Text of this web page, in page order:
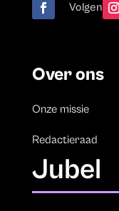
Volgen
Over ons
Onze missie
Redactieraad
Jubel